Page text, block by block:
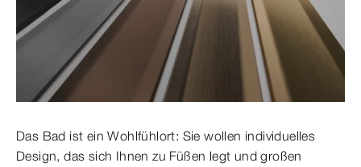
Das Bad ist ein Wohlfühlort: Sie wollen individuelles
Design, das sich Ihnen zu Füßen legt und großen